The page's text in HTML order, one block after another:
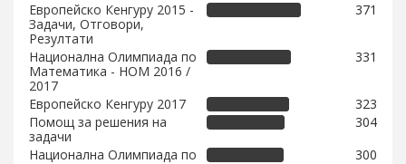
Европейско Кенгуру 2015 -
Задачи, Отговори,
Резултати
371
Национална Олимпиада по
Математика - НОМ 2016 /
2017
331
Европейско Кенгуру 2017
323
Помощ за решения на
задачи
304
Национална Олимпиада по
300